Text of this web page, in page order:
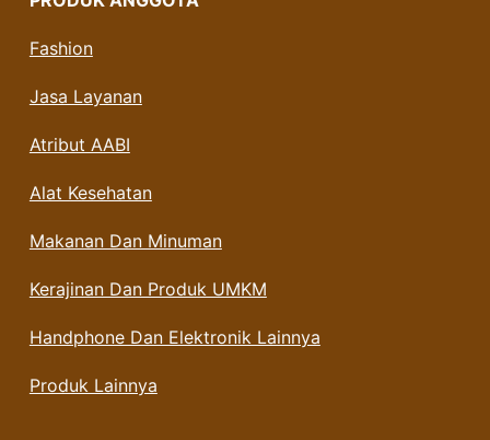
Fashion
Jasa Layanan
Atribut AABI
Alat Kesehatan
Makanan Dan Minuman
Kerajinan Dan Produk UMKM
Handphone Dan Elektronik Lainnya
Produk Lainnya